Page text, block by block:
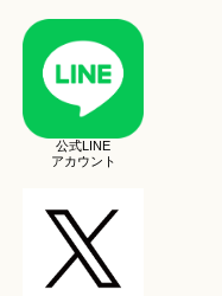
公式LINE
アカウント